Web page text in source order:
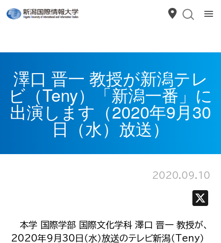
澤口 晋一 教授が新潟テレ
ビ（Teny）「新潟一番」に
出演します（2020年9月30
日（水）放送）
2020.09.10
本学 国際学部 国際文化学科 澤口 晋一 教授が、
2020年9月30日（水）放送のテレビ新潟（Teny）